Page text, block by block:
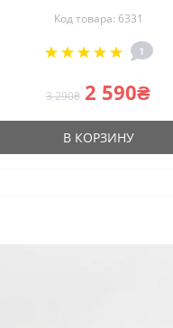
Код товара: 6331
1
3 290₴ 2 590₴
В КОРЗИНУ